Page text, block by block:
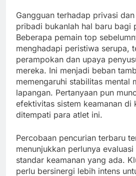
Gangguan terhadap privasi
pribadi bukanlah hal baru bagi
Beberapa pemain top
menghadapi peristiwa serupa,
perampokan dan upaya
mereka. Ini menjadi beban
memengaruhi stabilitas mental
lapangan. Pertanyaan pun
efektivitas sistem keamanan di
ditempati para atlet ini.
Percobaan pencurian terbaru
menunjukkan perlunya
standar keamanan yang ada.
perlu bersinergi lebih intens